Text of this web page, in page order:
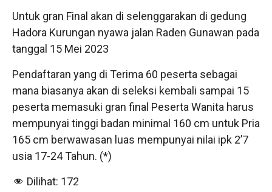
Untuk gran Final akan di selenggarakan di gedung
Hadora Kurungan nyawa jalan Raden Gunawan pada
tanggal 15 Mei 2023
Pendaftaran yang di Terima 60 peserta sebagai
mana biasanya akan di seleksi kembali sampai 15
peserta memasuki gran final Peserta Wanita harus
mempunyai tinggi badan minimal 160 cm untuk Pria
165 cm berwawasan luas mempunyai nilai ipk 2’7
usia 17-24 Tahun. (*)
Dilihat: 172